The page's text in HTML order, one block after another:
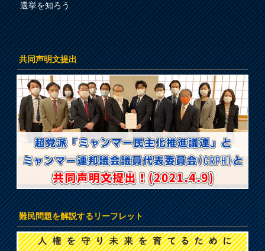
選挙を知ろう
共同声明文提出
難民問題を解説するリーフレット